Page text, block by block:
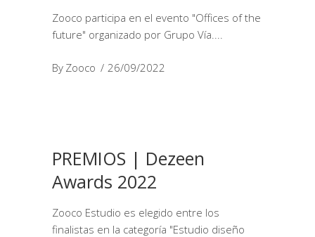
Zooco participa en el evento "Offices of the
future" organizado por Grupo Vía.
By Zooco 26/09/2022
PREMIOS | Dezeen
Awards 2022
Zooco Estudio es elegido entre los
finalistas en la categoría "Estudio diseño